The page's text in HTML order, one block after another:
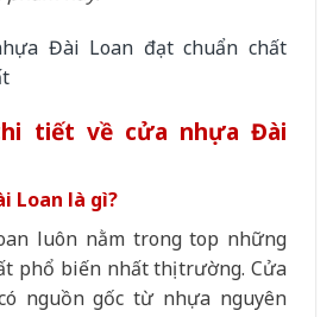
tiết về cửa nhựa Đài
Loan là gì?
luôn nằm trong top những
phổ biến nhất thị trường. Cửa
nguồn gốc từ nhựa nguyên